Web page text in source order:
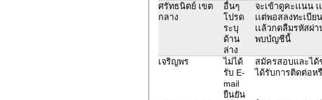
ศรัทธนิตย์ เขต
กลาง
อื่นๆ
โปรด
ระบุ
ด้าน
ล่าง
จะเข้าดูคะเเนน
เเต่พอสลงทะเบี
เเล้วกดลืมรหัสผ่า
พบบํญชีนี้
เจริญพร
ไม่ได้
รับ E-
mail
ยืนยัน
สมัครสอบและได้
ได้รับการติดต่อห